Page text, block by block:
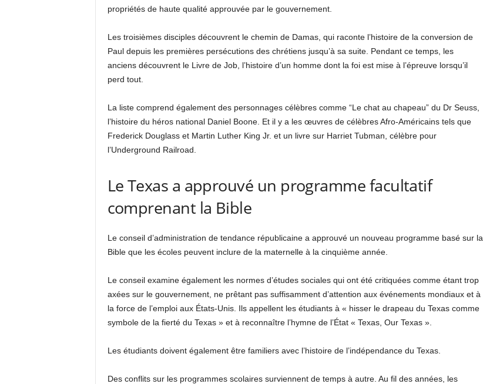
propriétés de haute qualité approuvée par le gouvernement.
Les troisièmes disciples découvrent le chemin de Damas, qui raconte l’histoire de la conversion de
Paul depuis les premières persécutions des chrétiens jusqu’à sa suite. Pendant ce temps, les
anciens découvrent le Livre de Job, l’histoire d’un homme dont la foi est mise à l’épreuve lorsqu’il
perd tout.
La liste comprend également des personnages célèbres comme “Le chat au chapeau” du Dr Seuss,
l’histoire du héros national Daniel Boone. Et il y a les œuvres de célèbres Afro-Américains tels que
Frederick Douglass et Martin Luther King Jr. et un livre sur Harriet Tubman, célèbre pour
l’Underground Railroad.
Le Texas a approuvé un programme facultatif
comprenant la Bible
Le conseil d’administration de tendance républicaine a approuvé un nouveau programme basé sur la
Bible que les écoles peuvent inclure de la maternelle à la cinquième année.
Le conseil examine également les normes d’études sociales qui ont été critiquées comme étant trop
axées sur le gouvernement, ne prêtant pas suffisamment d’attention aux événements mondiaux et à
la force de l’emploi aux États-Unis. Ils appellent les étudiants à « hisser le drapeau du Texas comme
symbole de la fierté du Texas » et à reconnaître l’hymne de l’État « Texas, Our Texas ».
Les étudiants doivent également être familiers avec l’histoire de l’indépendance du Texas.
Des conflits sur les programmes scolaires surviennent de temps à autre. Au fil des années, les